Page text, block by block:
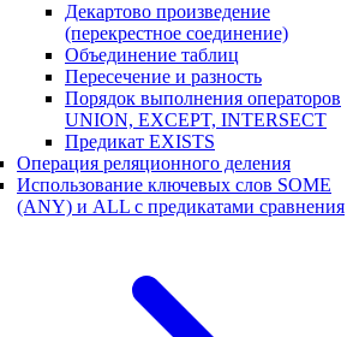
Декартово произведение
(перекрестное соединение)
Объединение таблиц
Пересечение и разность
Порядок выполнения операторов
UNION, EXCEPT, INTERSECT
Предикат EXISTS
Операция реляционного деления
Использование ключевых слов SOME
(ANY) и ALL с предикатами сравнения